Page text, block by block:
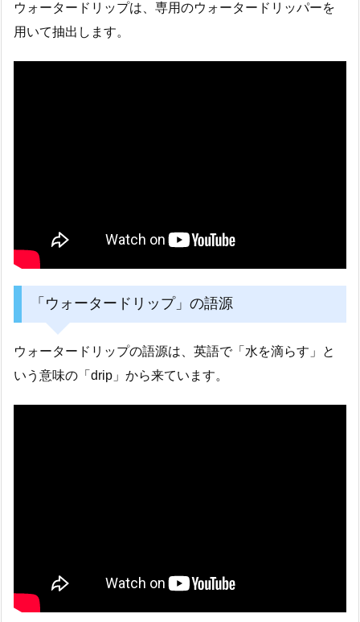
ウォータードリップは、専用のウォータードリッパーを
用いて抽出します。
「ウォータードリップ」の語源
ウォータードリップの語源は、英語で「水を滴らす」と
いう意味の「drip」から来ています。